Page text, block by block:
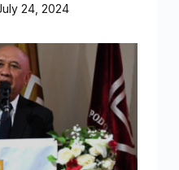
24, 2024